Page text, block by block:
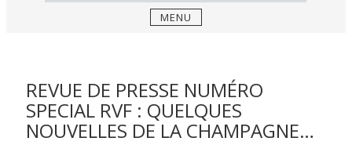
MENU
REVUE DE PRESSE NUMÉRO
SPECIAL RVF : QUELQUES
NOUVELLES DE LA CHAMPAGNE…